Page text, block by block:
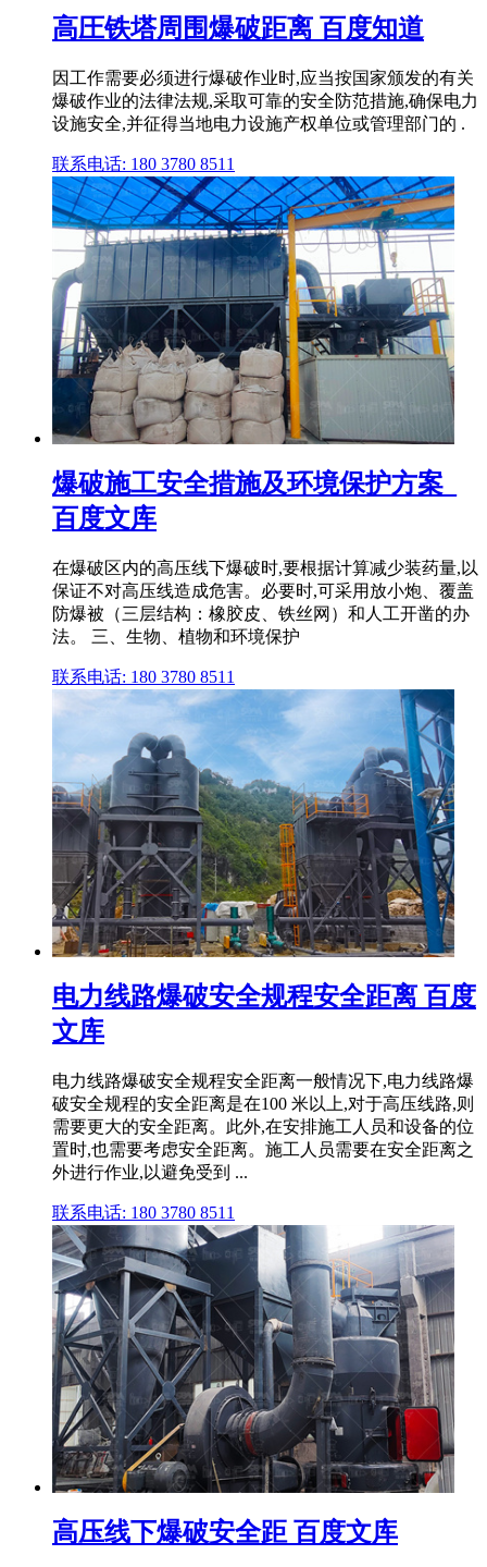
高圧铁塔周围爆破距离 百度知道
因工作需要必须进行爆破作业时,应当按国家颁发的有关
爆破作业的法律法规,采取可靠的安全防范措施,确保电力
设施安全,并征得当地电力设施产权单位或管理部门的 .
联系电话: 180 3780 8511
爆破施工安全措施及环境保护方案_
百度文库
在爆破区内的高压线下爆破时,要根据计算减少装药量,以
保证不对高压线造成危害。必要时,可采用放小炮、覆盖
防爆被（三层结构：橡胶皮、铁丝网）和人工开凿的办
法。 三、生物、植物和环境保护
联系电话: 180 3780 8511
电力线路爆破安全规程安全距离 百度
文库
电力线路爆破安全规程安全距离一般情况下,电力线路爆
破安全规程的安全距离是在100 米以上,对于高压线路,则
需要更大的安全距离。此外,在安排施工人员和设备的位
置时,也需要考虑安全距离。施工人员需要在安全距离之
外进行作业,以避免受到 ...
联系电话: 180 3780 8511
高压线下爆破安全距 百度文库